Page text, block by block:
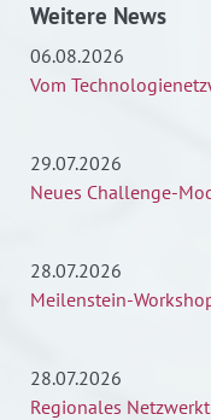
Weitere News
06.08.2026
Vom
29.07.2026
Neues Challenge-
28.07.2026
Meilenstein-
28.07.2026
Regionales